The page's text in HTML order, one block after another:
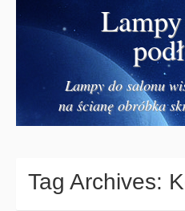
Lampy do salonu
na ścianę obróbka
Tag Archives: